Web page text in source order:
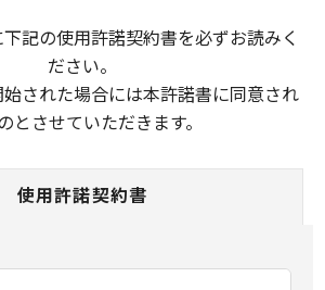
記の使用許諾契約書を必ずお読みく
ださい。
された場合には本許諾書に同意され
とさせていただきます。
使用許諾契約書